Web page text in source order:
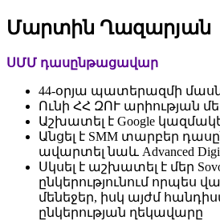
Մարտին Ղազարյան
ՍՄՄ դասընթացավար
44-օրյա պատերազմի
Ունի ՀՀ ԶՈՒ արիության
Աշխատել է Google
Անցել է SMM տարբեր
ավարտել նաև Advanced
Սկսել է աշխատել է մեր
ընկերությունում որպես
մենեջեր, իսկ այժմ
ընկերության ղեկավարը